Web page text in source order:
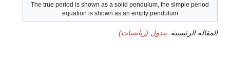
The true period is shown as a solid pendulum, the simple period
equation is shown as an empty pendulum
المقالة الرئيسية: بندول (رياضيات)